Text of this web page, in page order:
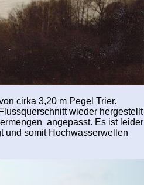
cirka 3,20 m Pegel Trier.
wieder hergestellt
angepasst. Es ist leider
und somit Hochwasserwellen